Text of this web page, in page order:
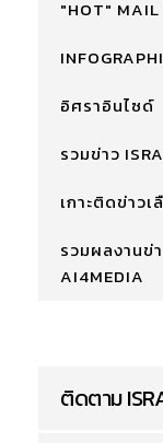
"HOT" MAIL
อิศราอินไซด์
รวมข่าว
เกาะติดข่าว
รวมผลงานข่
AI4MEDIA
ติดตาม